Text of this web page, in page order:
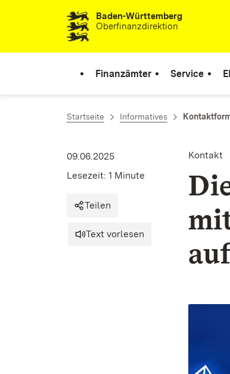
Zum Inhalt springenBaden-Württemberg
Oberfinanzdirektion
Finanzämter Service
Startseite Informatives
Kontakt
09.06.2025
Lesezeit: 1 Minute
Teilen
Text vorlesen